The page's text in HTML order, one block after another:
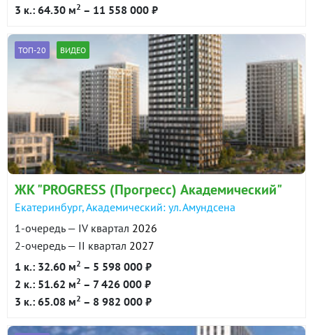
3 к.: 64.30 м2 – 11 558 000 ₽
ТОП-20 ВИДЕО
ЖК "PROGRESS (Прогресс) Академический"
Екатеринбург, Академический: ул. Амундсена
1-очередь — IV квартал 2026
2-очередь — II квартал 2027
1 к.: 32.60 м2 – 5 598 000 ₽
2 к.: 51.62 м2 – 7 426 000 ₽
3 к.: 65.08 м2 – 8 982 000 ₽